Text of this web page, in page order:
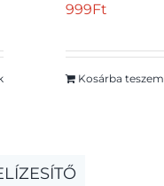
999Ft
Kosárba teszem